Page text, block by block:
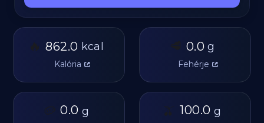
🔥 862.0 kcal
Kalória
🥩 0.0 g
Fehérje
🥔 0.0 g 🫒 100.0 g